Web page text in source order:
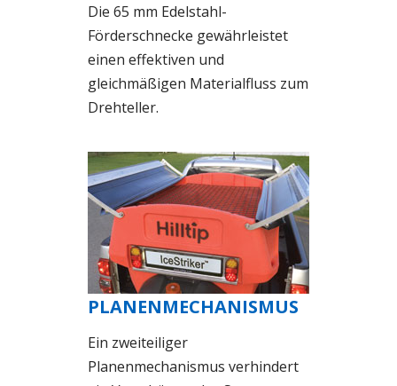
Die 65 mm Edelstahl-
Förderschnecke gewährleistet
einen effektiven und
gleichmäßigen Materialfluss zum
Drehteller.
PLANENMECHANISMUS
Ein zweiteiliger
Planenmechanismus verhindert